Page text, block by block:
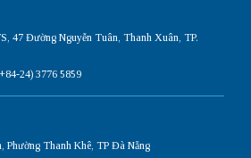
47 Đường Nguyễn Tuân, Thanh Xuân, TP.
24) 3776 5859
Phường Thanh Khê, TP Đà Nẵng